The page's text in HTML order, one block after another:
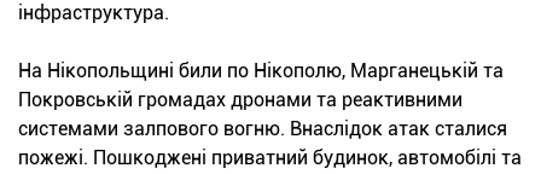
інфраструктура.
На Нікопольщині били по Нікополю, Марганецькій та
Покровській громадах дронами та реактивними
системами залпового вогню. Внаслідок атак сталися
пожежі. Пошкоджені приватний будинок, автомобілі та